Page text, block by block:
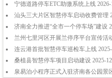
宁德道路停车ETC助缴系统上线 2026-
汕头三大片区智慧停车启动收费管理
济南全力推进“全市一个停车场”建设
兰州七里河区开展兰停序平台宣传活
连云港首批智慧停车巡检车上线
桑植县智慧停车项目启动建设 2025-
泉易泊小程序正式入驻济南各公园景